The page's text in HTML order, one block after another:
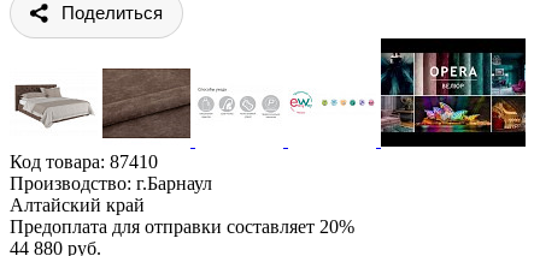
Поделиться
Код товара: 87410
Производство: г.Барнаул
Алтайский край
Предоплата для отправки составляет 20%
44 880 руб.